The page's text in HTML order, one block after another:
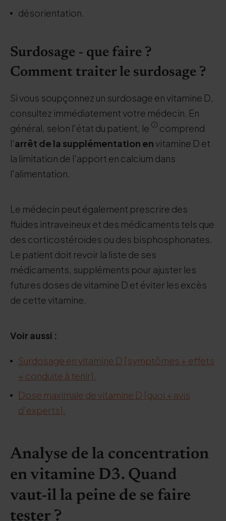
désorientation.
Surdosage - que faire ?
Comment traiter le surdosage ?
Si vous soupçonnez un surdosage en vitamine D,
consultez immédiatement votre médecin. En
général, selon l'état du patient, le
comprend
l'arrêt de la supplémentation envitamine D et
la limitation de l'apport en calcium dans
l'alimentation.
Le médecin peut également prescrire des
fluides intraveineux et des médicaments tels que
des corticostéroïdes ou des bisphosphonates.
Le patient doit revoir la liste de ses
médicaments, suppléments pour ajuster les
futures doses de vitamine D et éviter les excès
de cette vitamine.
Voir aussi :
Surdosage en vitamine D [symptômes + effets
+ conduite à tenir].
Dose maximale de vitamine D [quoi + avis
d'experts].
Analyse de la concentration
en vitamine D3. Quand
vaut-il la peine de se faire
tester ?